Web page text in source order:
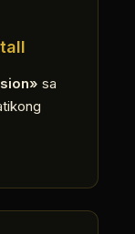
sa